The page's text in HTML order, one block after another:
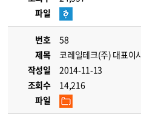
파일
번호
58
제목
코레일테크(주) 대표이
작성일
2014-11-13
조회수
14,216
파일